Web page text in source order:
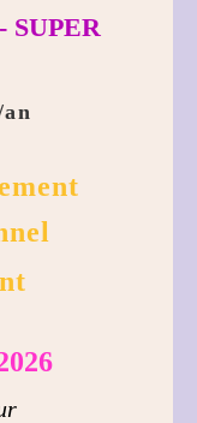
SUPER